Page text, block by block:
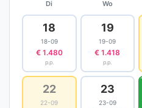
Di Wo
18
18-09
€ 1.480
p.p.
19
19-09
€ 1.418
p.p.
22
22-09
23
23-09